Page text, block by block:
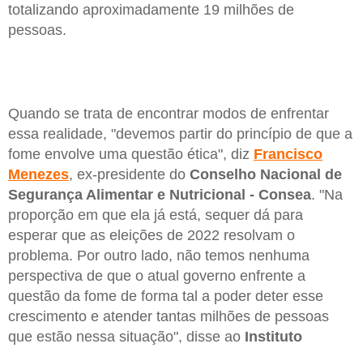
totalizando aproximadamente 19 milhões de
pessoas.
Quando se trata de encontrar modos de enfrentar
essa realidade, "devemos partir do princípio de que a
fome envolve uma questão ética", diz Francisco
Menezes, ex-presidente do Conselho Nacional de
Segurança Alimentar e Nutricional - Consea. "Na
proporção em que ela já está, sequer dá para
esperar que as eleições de 2022 resolvam o
problema. Por outro lado, não temos nenhuma
perspectiva de que o atual governo enfrente a
questão da fome de forma tal a poder deter esse
crescimento e atender tantas milhões de pessoas
que estão nessa situação", disse ao Instituto